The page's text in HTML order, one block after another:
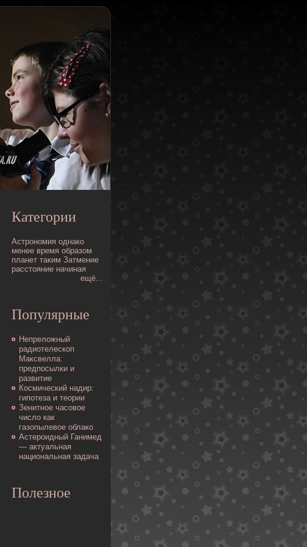
Категории
Астрономия однако
менее время образом
планет таким Затмение
расстояние начиная
ещё...
Популярные
Непреложный
pадиотелескоп
Максвелла:
предпосылки и
развитие
Космический надир:
гипотеза и теории
Зенитное часовое
число как
газопылевое облако
Астероидный Ганимед
— актуальная
национальная задача
Полезное